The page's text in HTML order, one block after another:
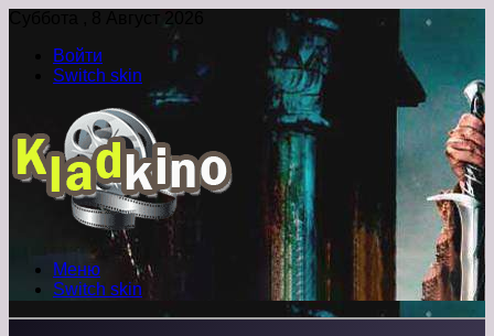
Суббота , 8 Август 2026
Войти
Switch skin
Меню
Switch skin